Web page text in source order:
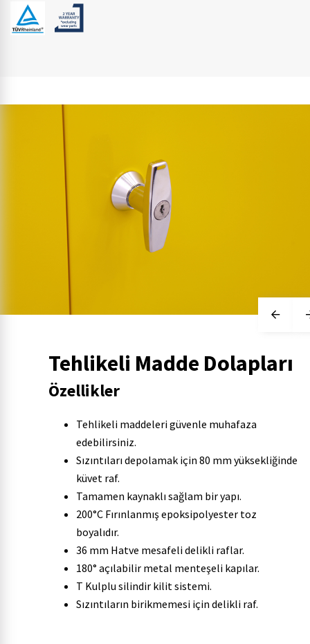
Tehlikeli Madde Dolapları
Özellikler
Tehlikeli maddeleri güvenle muhafaza
edebilirsiniz.
Sızıntıları depolamak için 80 mm yüksekliğinde
küvet raf.
Tamamen kaynaklı sağlam bir yapı.
200°C Fırınlanmış epoksipolyester toz
boyalıdır.
36 mm Hatve mesafeli delikli raflar.
180° açılabilir metal menteşeli kapılar.
T Kulplu silindir kilit sistemi.
Sızıntıların birikmemesi için delikli raf.